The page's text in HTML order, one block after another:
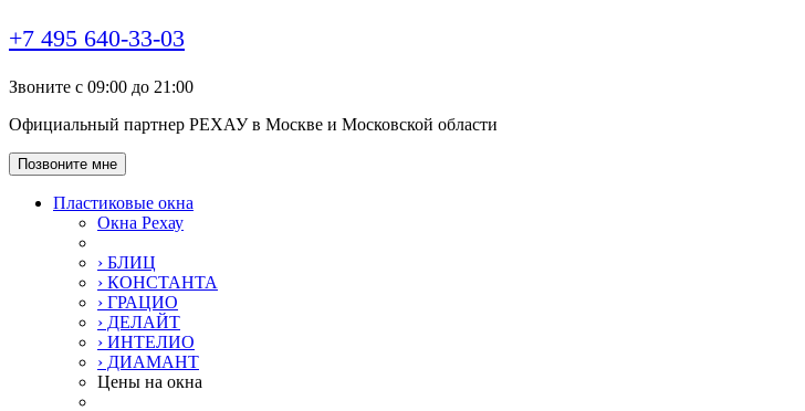
+7 495 640-33-03
Звоните с 09:00 до 21:00
Официальный партнер РЕХАУ в Москве и Московской области
Позвоните мне
Пластиковые окна
Окна Рехау
› БЛИЦ
› КОНСТАНТА
› ГРАЦИО
› ДЕЛАЙТ
› ИНТЕЛИО
› ДИАМАНТ
Цены на окна